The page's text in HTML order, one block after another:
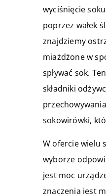
wyciśnięcie
poprzez wałek
znajdziemy
miażdżone w
spływać sok.
składniki
sokowirówki,
W ofercie wielu
wyborze
jest moc
znaczenia jest